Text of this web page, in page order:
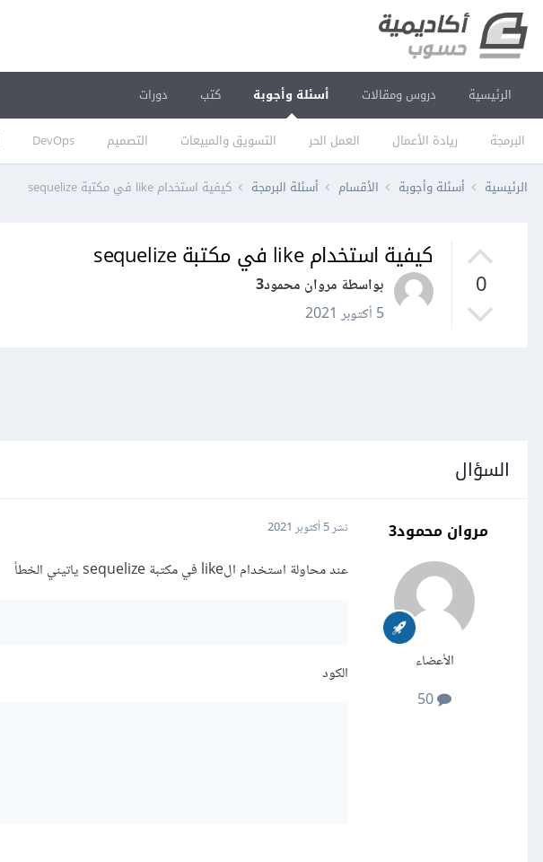
الرئيسية دروس ومقالات أسئلة وأجوبة
البرمجة ريادة الأعمال العمل الحر التسويق والمبيعات التصميم DevOps
كتب دورات
الرئيسية أسئلة وأجوبة الأقسام أسئلة البرمجة كيفية استخدام like في مكتبة sequelize
0
كيفية استخدام like في مكتبة sequelize
بواسطة مروان محمود3
5 أكتوبر 2021
السؤال
مروان محمود3
الأعضاء
نشر5 أكتوبر 2021
عند محاولة استخدام الlike في مكتبة sequelize ياتيني الخطأ
الكود